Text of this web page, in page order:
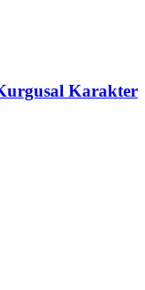
Karakter